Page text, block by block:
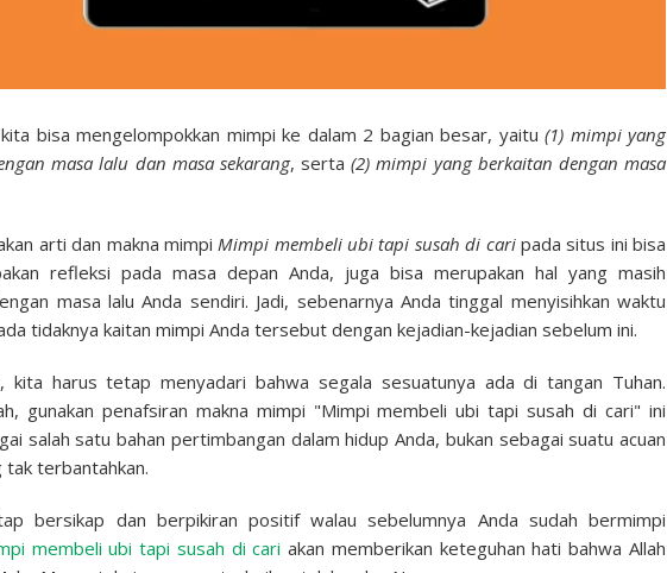
bisa mengelompokkan mimpi ke dalam 2 bagian besar, yaitu (1) mimpi yang
masa lalu dan masa sekarang, serta(2) mimpi yang berkaitan dengan masa
arti dan makna mimpi Mimpi membeli ubi tapi susah di caripada situs ini bisa
refleksi pada masa depan Anda, juga bisa merupakan hal yang masih
masa lalu Anda sendiri. Jadi, sebenarnya Anda tinggal menyisihkan waktu
tidaknya kaitan mimpi Anda tersebut dengan kejadian-kejadian sebelum ini.
kita harus tetap menyadari bahwa segala sesuatunya ada di tangan Tuhan.
gunakan penafsiran makna mimpi "Mimpi membeli ubi tapi susah di cari" ini
salah satu bahan pertimbangan dalam hidup Anda, bukan sebagai suatu acuan
tak terbantahkan.
bersikap dan berpikiran positif walau sebelumnya Anda sudah bermimpi
membeli ubi tapi susah di cari akan memberikan keteguhan hati bahwa Allah